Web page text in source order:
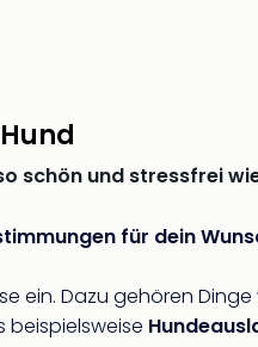
schön und stressfrei
für dein
ein. Dazu gehören